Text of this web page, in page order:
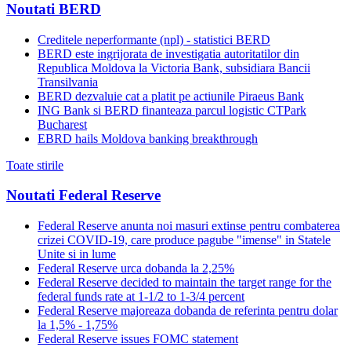
Noutati BERD
Creditele neperformante (npl) - statistici BERD
BERD este ingrijorata de investigatia autoritatilor din
Republica Moldova la Victoria Bank, subsidiara Bancii
Transilvania
BERD dezvaluie cat a platit pe actiunile Piraeus Bank
ING Bank si BERD finanteaza parcul logistic CTPark
Bucharest
EBRD hails Moldova banking breakthrough
Toate stirile
Noutati Federal Reserve
Federal Reserve anunta noi masuri extinse pentru combaterea
crizei COVID-19, care produce pagube "imense" in Statele
Unite si in lume
Federal Reserve urca dobanda la 2,25%
Federal Reserve decided to maintain the target range for the
federal funds rate at 1-1/2 to 1-3/4 percent
Federal Reserve majoreaza dobanda de referinta pentru dolar
la 1,5% - 1,75%
Federal Reserve issues FOMC statement